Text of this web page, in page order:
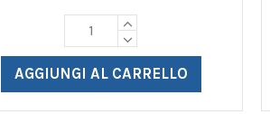
AGGIUNGI AL CARRELLO